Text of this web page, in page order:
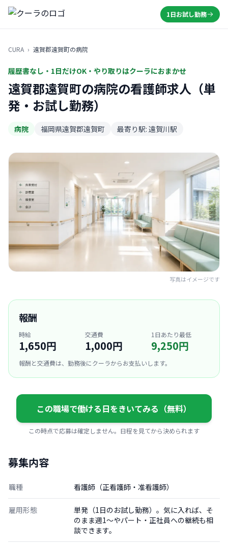
1日お試し勤務
CURA › 遠賀郡遠賀町の病院
履歴書なし・1日だけOK・やり取りはクーラにおまかせ
遠賀郡遠賀町の病院の看護師求人（単
発・お試し勤務）
病院 福岡県遠賀郡遠賀町 最寄り駅: 遠賀川駅
写真はイメージです
報酬
時給
1,650円
交通費
1,000円
1日あたり最低
9,250円
報酬と交通費は、勤務後にクーラからお支払いします。
この職場で働ける日をきいてみる（無料）
この時点で応募は確定しません。日程を見てから決められます
募集内容
職種 看護師（正看護師・准看護師）
雇用形態
単発（1日のお試し勤務）。気に入れば、そ
のまま週1〜やパート・正社員への継続も相
談できます。